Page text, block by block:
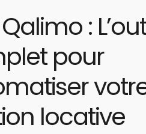
:
pour
locative